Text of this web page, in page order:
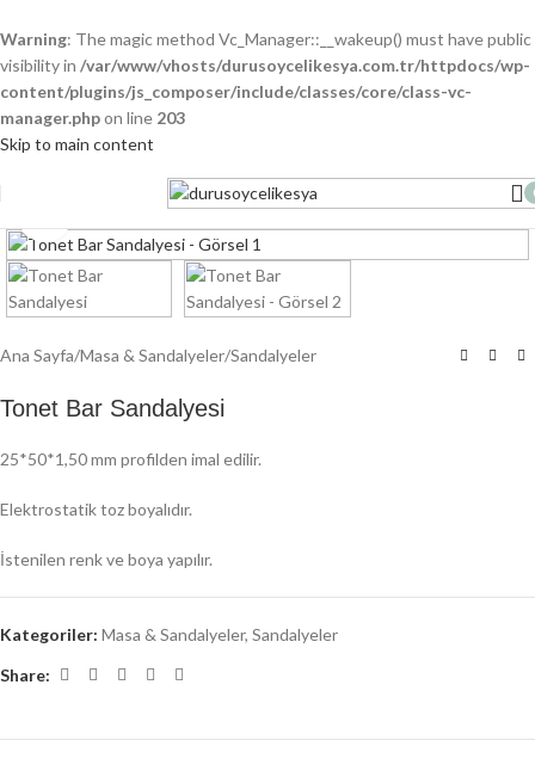
Warning: The magic method Vc_Manager::__wakeup() must have public
visibility in /var/www/vhosts/durusoycelikesya.com.tr/httpdocs/wp-
content/plugins/js_composer/include/classes/core/class-vc-
manager.phpon line 203
Skip to main content
Click to enlarge
Ana Sayfa/Masa & Sandalyeler/Sandalyeler
Tonet Bar Sandalyesi
25*50*1,50 mm profilden imal edilir.
Elektrostatik toz boyalıdır.
İstenilen renk ve boya yapılır.
Kategoriler: Masa & Sandalyeler, Sandalyeler
Share: